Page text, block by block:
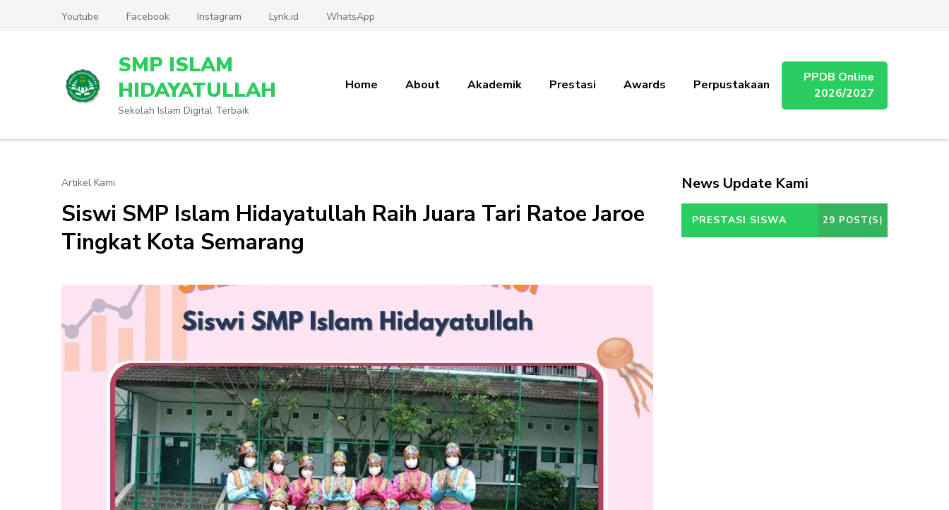
Youtube Facebook Instagram Lynk.id WhatsApp
SMP ISLAM
HIDAYATULLAH
Sekolah Islam Digital Terbaik
Home About Akademik Prestasi Awards Perpustakaan
PPDB Online
2026/2027
Artikel Kami
Siswi SMP Islam Hidayatullah Raih Juara Tari Ratoe Jaroe
Tingkat Kota Semarang
News Update Kami
PRESTASI SISWA 29 POST(S)